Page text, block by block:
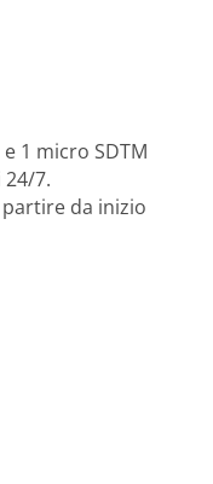
1 micro SDTM
7.
partire da inizio